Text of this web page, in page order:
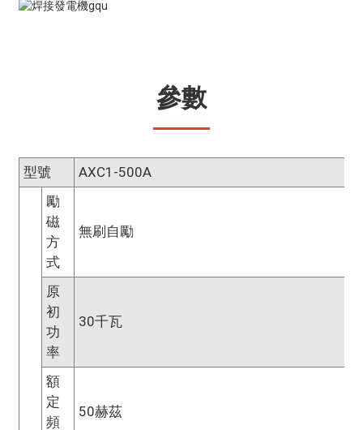
參數
型號 AXC1-500A
勵
磁
方
式
無刷自勵
原
初
功
率
30千瓦
額
定
頻
50赫茲